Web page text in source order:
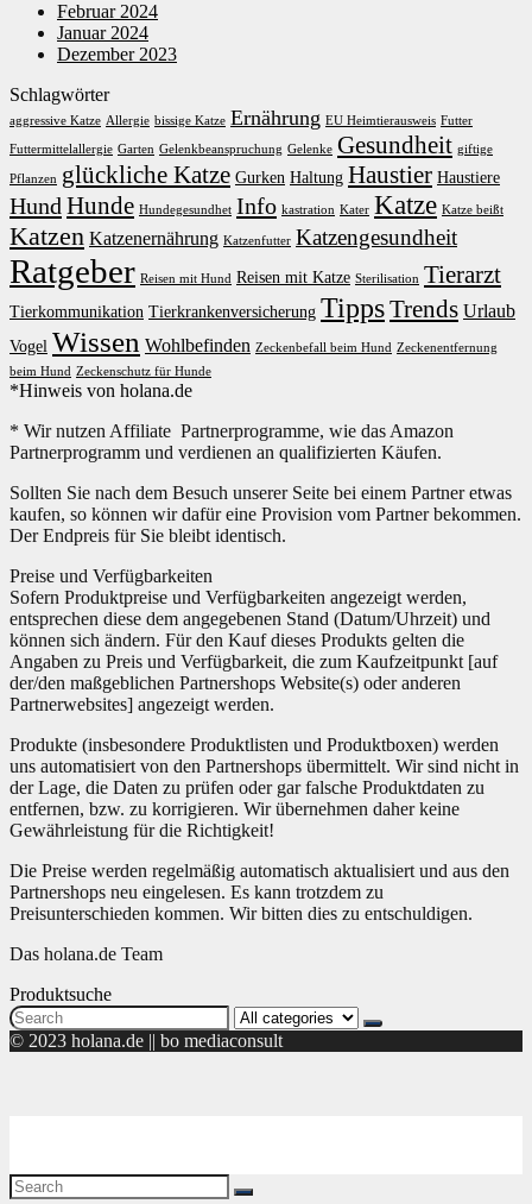
Februar 2024
Januar 2024
Dezember 2023
Schlagwörter
aggressive Katze Allergie bissige Katze Ernährung EU Heimtierausweis Futter
Futtermittelallergie Garten Gelenkbeanspruchung Gelenke Gesundheit giftige
Pflanzen glückliche Katze Gurken Haltung Haustier Haustiere
Hund Hunde Hundegesundhet Info kastration Kater Katze Katze beißt
Katzen Katzenernährung Katzenfutter Katzengesundheit
Ratgeber Reisen mit Hund Reisen mit Katze Sterilisation Tierarzt
Tierkommunikation Tierkrankenversicherung TippsTrends Urlaub
Vogel Wissen Wohlbefinden Zeckenbefall beim Hund Zeckenentfernung
beim Hund Zeckenschutz für Hunde
*Hinweis von holana.de
* Wir nutzen Affiliate Partnerprogramme, wie das Amazon
Partnerprogramm und verdienen an qualifizierten Käufen.
Sollten Sie nach dem Besuch unserer Seite bei einem Partner etwas
kaufen, so können wir dafür eine Provision vom Partner bekommen.
Der Endpreis für Sie bleibt identisch.
Preise und Verfügbarkeiten
Sofern Produktpreise und Verfügbarkeiten angezeigt werden,
entsprechen diese dem angegebenen Stand (Datum/Uhrzeit) und
können sich ändern. Für den Kauf dieses Produkts gelten die
Angaben zu Preis und Verfügbarkeit, die zum Kaufzeitpunkt [auf
der/den maßgeblichen Partnershops Website(s) oder anderen
Partnerwebsites] angezeigt werden.
Produkte (insbesondere Produktlisten und Produktboxen) werden
uns automatisiert von den Partnershops übermittelt. Wir sind nicht in
der Lage, die Daten zu prüfen oder gar falsche Produktdaten zu
entfernen, bzw. zu korrigieren. Wir übernehmen daher keine
Gewährleistung für die Richtigkeit!
Die Preise werden regelmäßig automatisch aktualisiert und aus den
Partnershops neu eingelesen. Es kann trotzdem zu
Preisunterschieden kommen. Wir bitten dies zu entschuldigen.
Das holana.de Team
Produktsuche
Search
for:
© 2023 holana.de || bo mediaconsult